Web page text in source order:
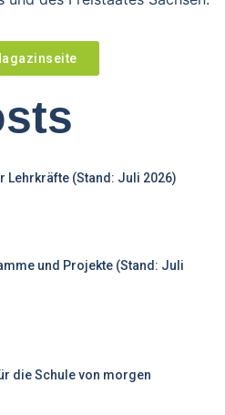
Lehrkräfte (Stand: Juli 2026)
und Projekte (Stand: Juli
die Schule von morgen